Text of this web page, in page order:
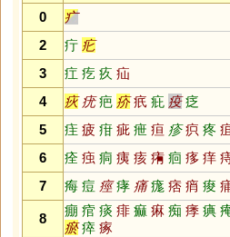
0
疒
2
疔 疕
3
疘 疙 疚 疝
4
疢 疣 疤 疥 疧 疪 疫 疺
5
疰 疲 疳 疵 疶 疸 疹 疻 疼
6
痊 痋 痌 痍 痎 痏 痐 痑 痒
7
痗 痘 痙 痚 痛 痝 痞 痟 痠
8
痭 痯 痰 痱 痲 痳 痴 痵 痶
瘀 瘁 瘃